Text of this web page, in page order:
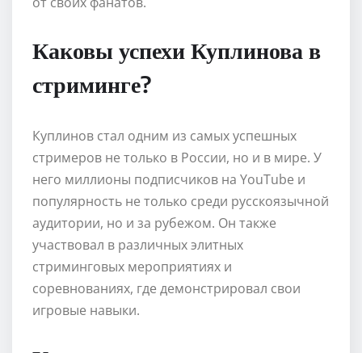
Каковы успехи Куплинова в
стриминге?
Куплинов стал одним из самых успешных
стримеров не только в России, но и в мире. У
него миллионы подписчиков на YouTube и
популярность не только среди русскоязычной
аудитории, но и за рубежом. Он также
участвовал в различных элитных
стриминговых мероприятиях и
соревнованиях, где демонстрировал свои
игровые навыки.